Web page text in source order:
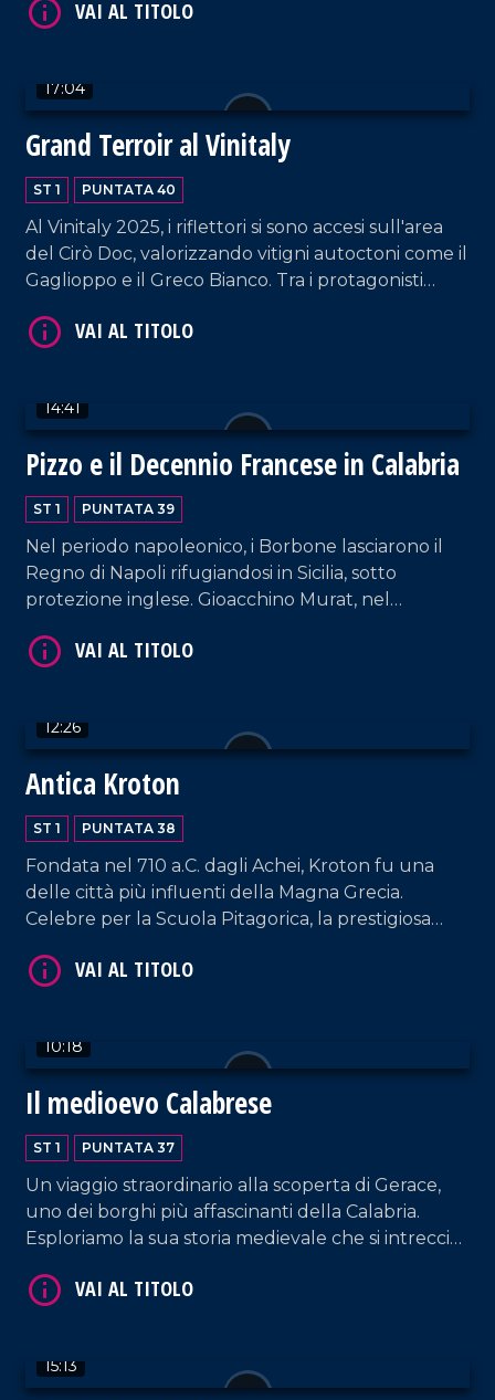
ripercorre l'evoluzione del settore, dalle botticelle
Cantine Zito, oggi proiettate anche verso
l'enoturismo.
17:04
Grand Terroir al Vinitaly
ST 1 PUNTATA 40
Al Vinitaly 2025, i riflettori si sono accesi sull'area
del Cirò Doc, valorizzando vitigni autoctoni come il
Gaglioppo e il Greco Bianco. Tra i protagonisti
Tenuta Iuzzolini, Lello e Vito Senatore, storica
Un'edizione positiva per la Calabria.
14:41
Pizzo e il Decennio Francese in Calabria
ST 1 PUNTATA 39
Nel periodo napoleonico, i Borbone lasciarono il
Regno di Napoli rifugiandosi in Sicilia, sotto
protezione inglese. Gioacchino Murat, nel
Pizzo, dopo una tempesta, ma fu catturato e
celebre tartufo gelato.
12:26
Antica Kroton
ST 1 PUNTATA 38
Fondata nel 710 a.C. dagli Achei, Kroton fu una
delle città più influenti della Magna Grecia.
Celebre per la Scuola Pitagorica, la prestigiosa
leggendario Milone, fu capitale culturale e
Nazionale.
10:18
Il medioevo Calabrese
ST 1 PUNTATA 37
Un viaggio straordinario alla scoperta di Gerace,
uno dei borghi più affascinanti della Calabria.
Esploriamo la sua storia medievale che si intreccia
castello, fino alle sue chiese.
15:13
VAI AL TITOLO
VAI AL TITOLO
VAI AL TITOLO
VAI AL TITOLO
VAI AL TITOLO